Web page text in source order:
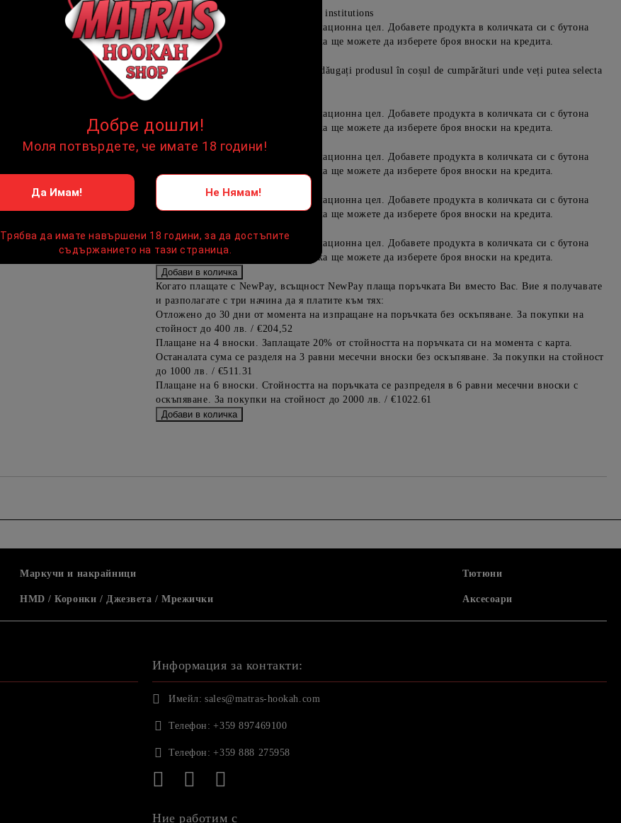
Extraction of information from credit institutions
Предоставената таблица е с информационна цел. Добавете продукта в количката си с бутона
"Добави в количката" и при поръчка ще можете да изберете броя вноски на кредита.
Acest tabel are caracter informativ. Adăugați produsul în coșul de cumpărături unde veți putea selecta
detaliile cererii de creditare.
Предоставената таблица е с информационна цел. Добавете продукта в количката си с бутона
"Добави в количката" и при поръчка ще можете да изберете броя вноски на кредита.
Предоставената таблица е с информационна цел. Добавете продукта в количката си с бутона
"Добави в количката" и при поръчка ще можете да изберете броя вноски на кредита.
Предоставената таблица е с информационна цел. Добавете продукта в количката си с бутона
"Добави в количката" и при поръчка ще можете да изберете броя вноски на кредита.
Предоставената таблица е с информационна цел. Добавете продукта в количката си с бутона
"Добави в количката" и при поръчка ще можете да изберете броя вноски на кредита.
Когато плащате с NewPay, всъщност NewPay плаща поръчката Ви вместо Вас. Вие я получавате
и разполагате с три начина да я платите към тях:
Отложено до 30 дни от момента на изпращане на поръчката без оскъпяване. За покупки на
стойност до 400 лв. / €204,52
Плащане на 4 вноски. Заплащате 20% от стойността на поръчката си на момента с карта.
Останалата сума се разделя на 3 равни месечни вноски без оскъпяване. За покупки на стойност
до 1000 лв. / €511.31
Плащане на 6 вноски. Стойността на поръчката се разпределя в 6 равни месечни вноски с
оскъпяване. За покупки на стойност до 2000 лв. / €1022.61
Маркучи и накрайници
HMD / Коронки / Джезвета / Мрежички
Тютюни
Аксесоари
Информация за контакти:
Имейл: sales@matras-hookah.com
Телефон: +359 897469100
Телефон: +359 888 275958
Ние работим с
Добре дошли!
Моля потвърдете, че имате 18 години!
Да Имам! Не Нямам!
Трябва да имате навършени 18 години, за да достъпите
съдържанието на тази страница.